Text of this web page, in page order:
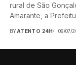
rural de São
Amarante, a
BYATENTO 24H 09/07/